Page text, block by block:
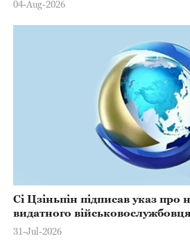
04-Aug-2026
Сі Цзіньпін підписав указ про
видатного військовослужбовця
31-Jul-2026